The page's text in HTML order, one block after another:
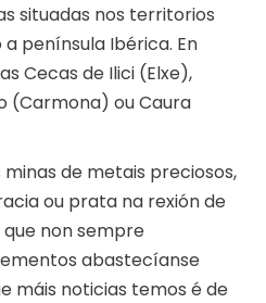
situadas nos territorios
península Ibérica. En
Cecas de Ilici (Elxe),
(Carmona) ou Caura
de metais preciosos,
ou prata na rexión de
que non sempre
abastecíanse
máis noticias temos é de